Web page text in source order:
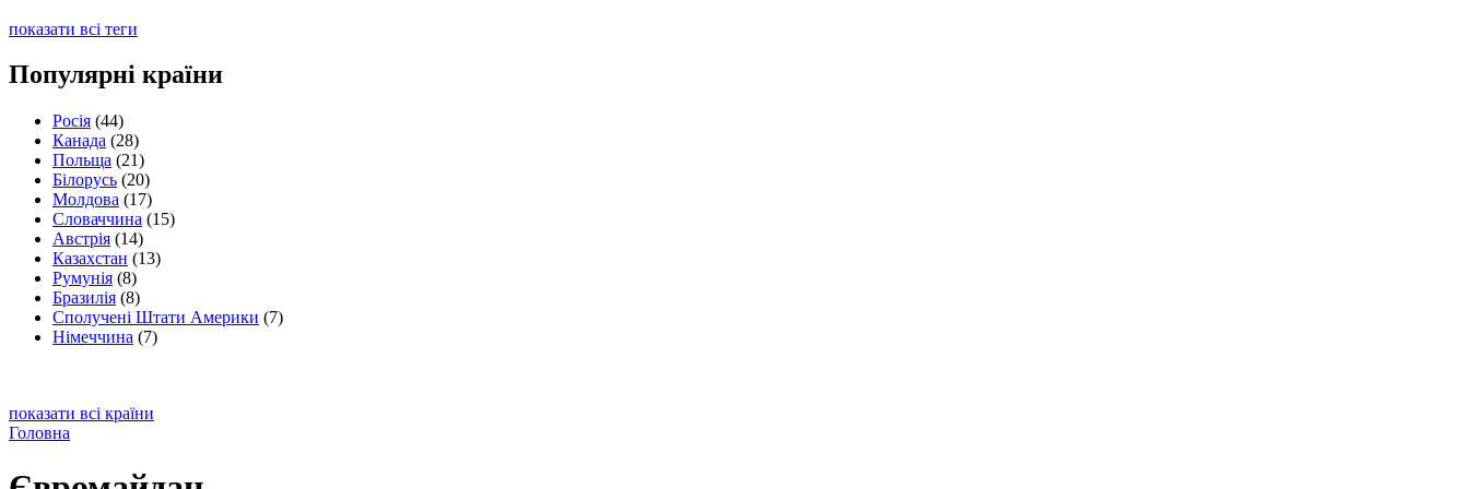
показати всі теги
Популярні країни
Росія (44)
Канада (28)
Польща (21)
Білорусь (20)
Молдова (17)
Словаччина (15)
Австрія (14)
Казахстан (13)
Румунія (8)
Бразилія (8)
Сполучені Штати Америки (7)
Німеччина (7)
показати всі країни
Головна